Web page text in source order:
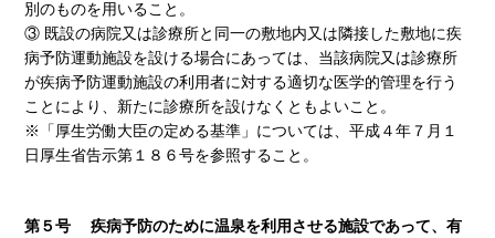
別のものを用いること。
③ 既設の病院又は診療所と同一の敷地内又は隣接した敷地に疾
病予防運動施設を設ける場合にあっては、当該病院又は診療所
が疾病予防運動施設の利用者に対する適切な医学的管理を行う
ことにより、新たに診療所を設けなくともよいこと。
※「厚生労働大臣の定める基準」については、平成４年７月１
日厚生省告示第１８６号を参照すること。
第５号 疾病予防のために温泉を利用させる施設であって、有